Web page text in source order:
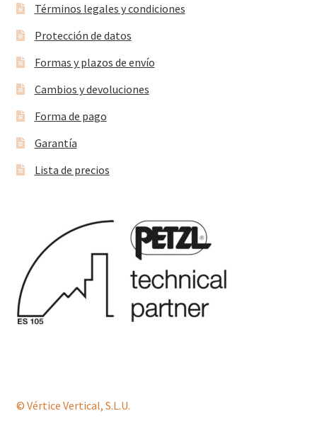
Términos legales y condiciones
Protección de datos
Formas y plazos de envío
Cambios y devoluciones
Forma de pago
Garantía
Lista de precios
© Vértice Vertical, S.L.U.